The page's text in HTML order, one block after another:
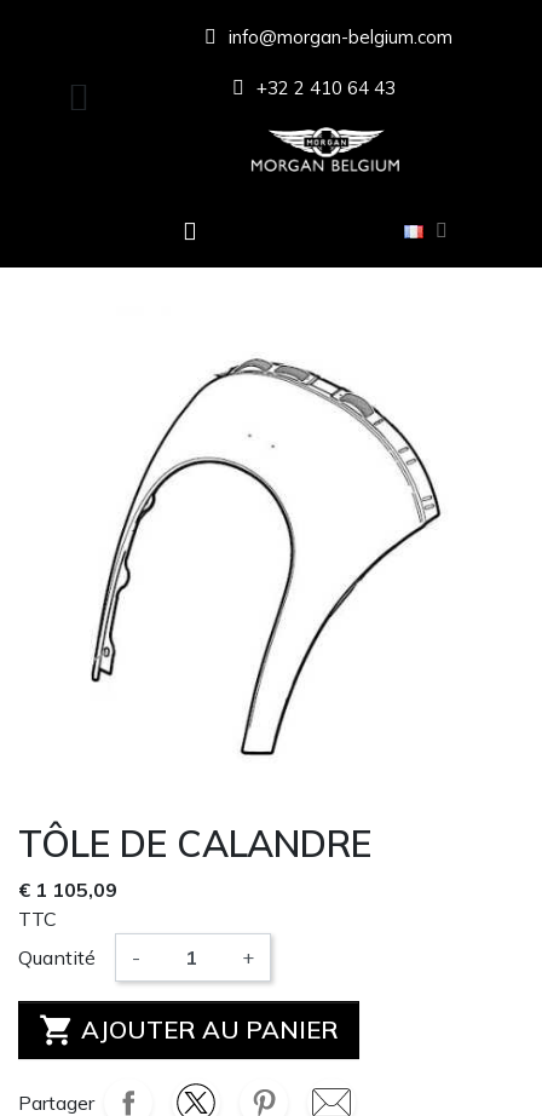
info@morgan-belgium.com
+32 2 410 64 43
TÔLE DE CALANDRE
€ 1 105,09
TTC
Quantité
- +
 AJOUTER AU PANIER
Partager